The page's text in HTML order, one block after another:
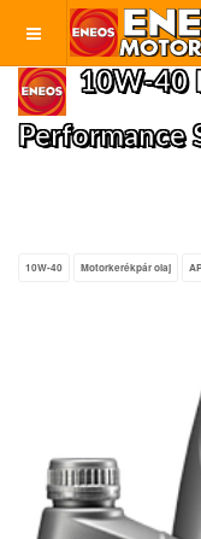
10W-40
Performance
10W-40 Motorkerékpár olaj